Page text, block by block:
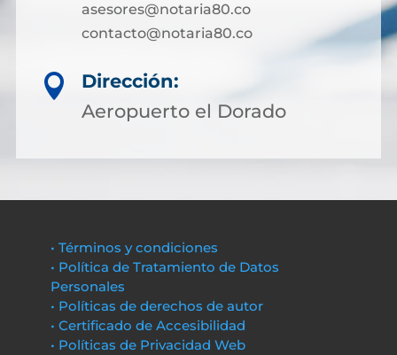
asesores@notaria80.co
contacto@notaria80.co ​

Dirección:
Aeropuerto el Dorado
• Términos y condiciones
• Política de Tratamiento de Datos
Personales
• Políticas de derechos de autor
• Certificado de Accesibilidad
• Políticas de Privacidad Web